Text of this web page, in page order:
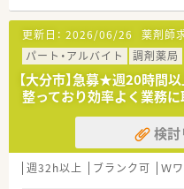
■徒歩圏内に飲食店や
や買い物にも便利な立地
＜こんな企業です＞
■人事考課制度も導入さ
価頂ける環境です
■症例検討に関する勉強
■在宅にも力を入れて
■各種資格の取得を奨
■「患者様のために」を
更新日： 2026/06/26 薬剤師
パート・アルバイト
調剤薬局
【大分市】急募★週20時間
整っており効率よく業務
検討
週32h以上 ブランク可 Ｗ